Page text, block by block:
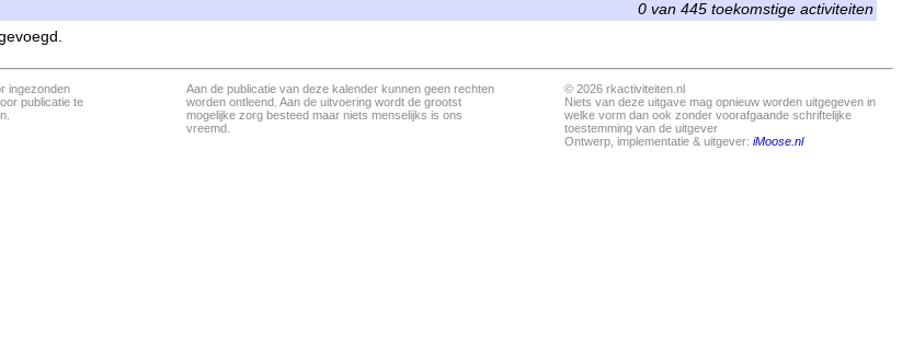
0 van 445 toekomstige activiteiten
ingezonden
publicatie te
Aan de publicatie van deze kalender kunnen geen rechten
worden ontleend. Aan de uitvoering wordt de grootst
mogelijke zorg besteed maar niets menselijks is ons
vreemd.
© 2026 rkactiviteiten.nl
Niets van deze uitgave mag opnieuw worden uitgegeven in
welke vorm dan ook zonder voorafgaande schriftelijke
toestemming van de uitgever
Ontwerp, implementatie & uitgever: iMoose.nl